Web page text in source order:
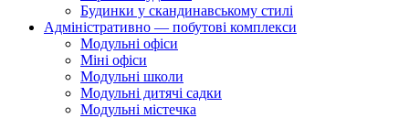
Будинки у скандинавському стилі
Адміністративно — побутові комплекси
Модульні офіси
Міні офіси
Модульні школи
Модульні дитячі садки
Модульні містечка